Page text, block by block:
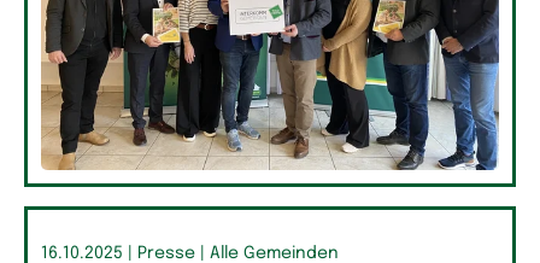
16.10.2025 | Presse | Alle Gemeinden